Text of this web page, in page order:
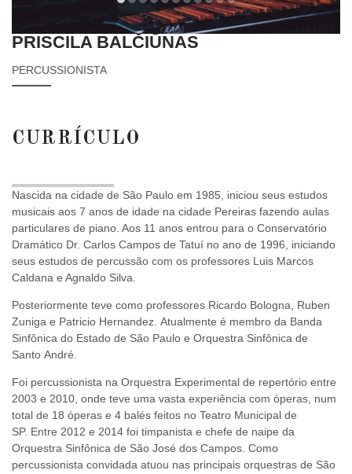
PRISCILA BALČIŪNAS
PERCUSSIONISTA
CURRÍCULO
Nascida na cidade de São Paulo em 1985, iniciou seus estudos
musicais aos 7 anos de idade na cidade Pereiras fazendo aulas
particulares de piano. Aos 11 anos entrou para o Conservatório
Dramático Dr. Carlos Campos de Tatuí no ano de 1996, iniciando
seus estudos de percussão com os professores Luis Marcos
Caldana e Agnaldo Silva.
Posteriormente teve como professores Ricardo Bologna, Ruben
Zuniga e Patricio Hernandez. Atualmente é membro da Banda
Sinfônica do Estado de São Paulo e Orquestra Sinfônica de
Santo André.
Foi percussionista na Orquestra Experimental de repertório entre
2003 e 2010, onde teve uma vasta experiência com óperas, num
total de 18 óperas e 4 balés feitos no Teatro Municipal de
SP. Entre 2012 e 2014 foi timpanista e chefe de naipe da
Orquestra Sinfônica de São José dos Campos. Como
percussionista convidada atuou nas principais orquestras de São